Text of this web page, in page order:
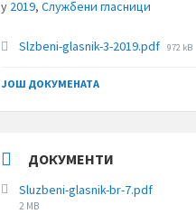
у 2019,Службени гласници
Slzbeni-glasnik-3-2019.pdf File
972 kB
ЈОШ ДОКУМЕНАТА
ДОКУМЕНТИ
Sluzbeni-glasnik-br-7.pdf
File
2 MB